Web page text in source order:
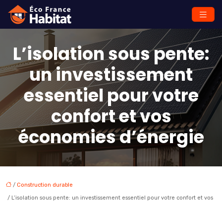
L’isolation sous pente:
un investissement
essentiel pour votre
confort et vos
économies d’énergie
/ Construction durable
/ L’isolation sous pente: un investissement essentiel pour votre confort et vos